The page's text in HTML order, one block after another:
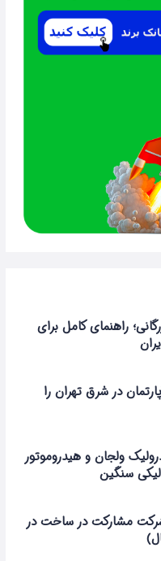
راهنمای کامل برای
در شرق تهران را
ولجان و هیدروموتور
سنگین
شرکت مشارکت در ساخت در